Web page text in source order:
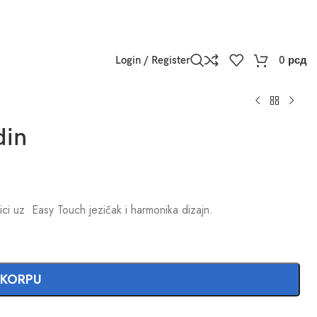
Login / Register 0 рсд
uz Easy Touch jezičak i harmonika dizajn.